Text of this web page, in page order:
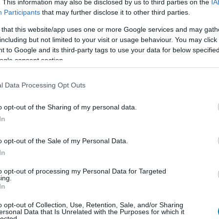
This information may also be disclosed by us to third parties on the
Participants that may further disclose it to other third parties.
that this website/app uses one or more Google services and may
but not limited to your visit or usage behaviour. You may
to Google and its third-party tags to use your data for below
consent section.
Data Processing Opt Outs
opt-out of the Sharing of my personal data.
opt-out of the Sale of my Personal Data.
opt-out of processing my Personal Data for Targeted
opt-out of Collection, Use, Retention, Sale, and/or Sharing
Data that Is Unrelated with the Purposes for which it
már messziről süt, hogy könnyesre fogják röhögni
akár nyolcan próbálják túlélni az abszurd
hogy elsőként érjen célba. A koncepció erősen
vonalára, ahol legalább annyira fontos a
kiszámíthatatlan akadályokkal, idegesítő csapdákkal
felhúzni az embert és röhögőgörcsöt kiváltani
élményekre épít, kapott egy külön single-player
Itt már sokkal inkább a sebesség és a
globális ranglistákon is lehet versenyezni
ajánlanak egy Ryzen 5 vagy Core i7 processzort,